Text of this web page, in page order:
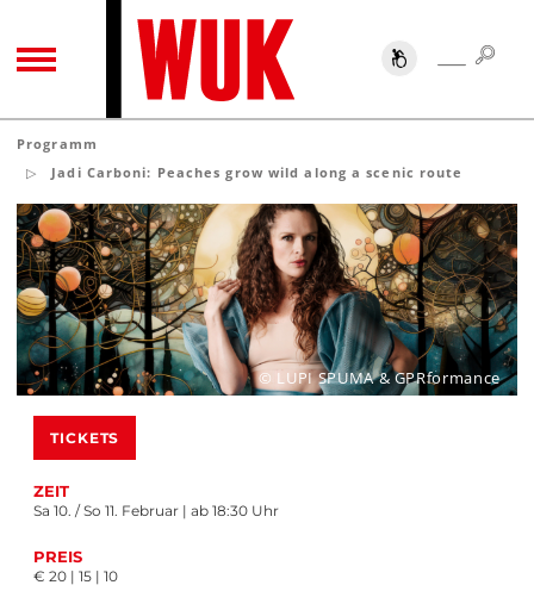
TOGGLE NAVIGATION SUCHE
Programm
Jadi Carboni: Peaches grow wild along a scenic route
TICKETS
ZEIT
Sa 10. / So 11. Februar | ab 18:30 Uhr
PREIS
€ 20 | 15 | 10
© LUPI SPUMA & GPRformance